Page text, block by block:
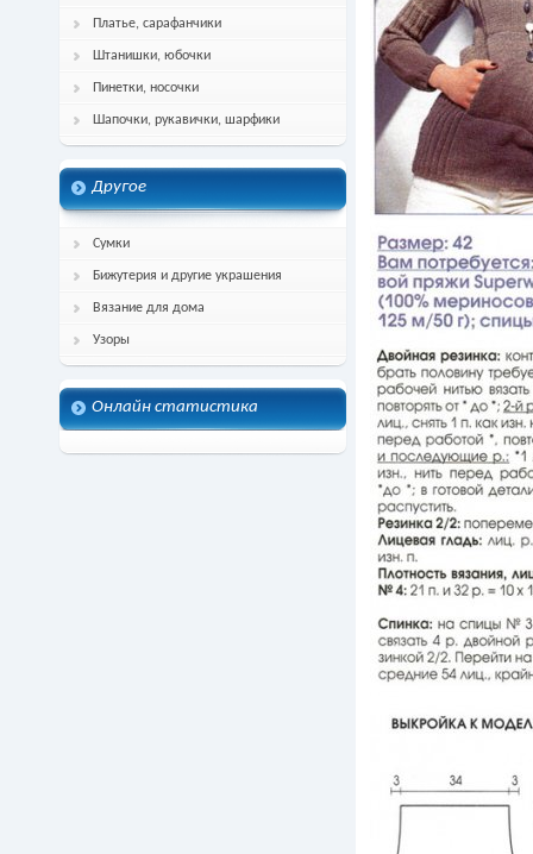
Платье, сарафанчики
Штанишки, юбочки
Пинетки, носочки
Шапочки, рукавички, шарфики
Другое
Сумки
Бижутерия и другие украшения
Вязание для дома
Узоры
Онлайн статистика